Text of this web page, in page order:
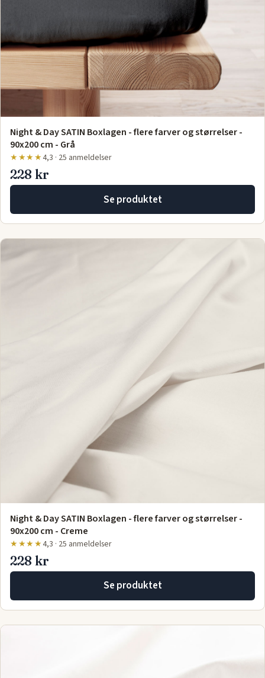
Night & Day SATIN Boxlagen - flere farver og størrelser -
90x200 cm - Grå
★★★★4,3 · 25 anmeldelser
228 kr
Se produktet
Night & Day SATIN Boxlagen - flere farver og størrelser -
90x200 cm - Creme
★★★★4,3 · 25 anmeldelser
228 kr
Se produktet